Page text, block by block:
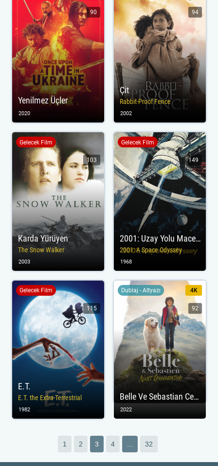
Yenilmez Üçler
90
2020
Çit
Rabbit-Proof Fence
94
2002
Karda Yürüyen
The Snow Walker
Gelecek Film
103
2003
2001: Uzay Yolu Macerası
2001: A Space Odyssey
Gelecek Film
149
1968
E.T.
E.T. the Extra-Terrestrial
Gelecek Film
115
1982
Belle Ve Sebastian Cesur Dostum
Dublaj - Altyazı 4K
92
2022
1 2 3 4 32